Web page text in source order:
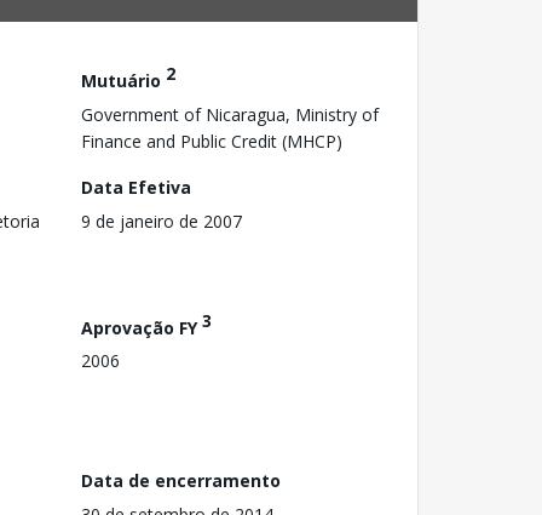
Mutuário 2
Government of Nicaragua, Ministry of
Finance and Public Credit (MHCP)
Data Efetiva
9 de janeiro de 2007
Aprovação FY3
2006
Data de encerramento